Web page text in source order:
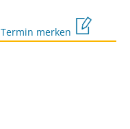
Termin merken